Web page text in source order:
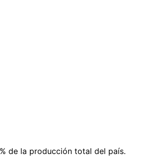
de la producción total del país.